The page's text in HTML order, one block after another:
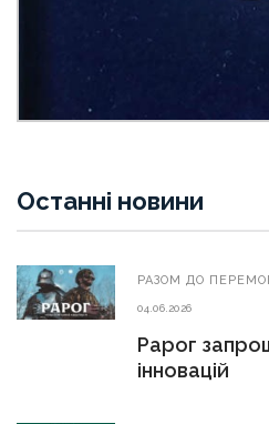
Останні новини
РАЗОМ ДО
04.06.2026
Рарог
інновацій